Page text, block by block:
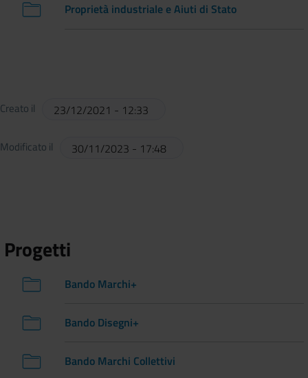
Proprietà industriale e Aiuti di Stato
Creato il 23/12/2021 - 12:33
Modificato il 30/11/2023 - 17:48
Progetti
Bando Marchi+
Bando Disegni+
Bando Marchi Collettivi